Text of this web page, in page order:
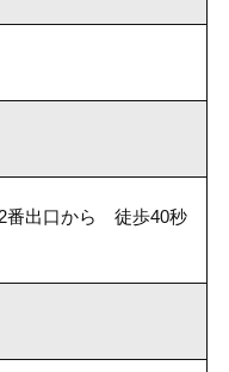
番出口から 徒歩40秒